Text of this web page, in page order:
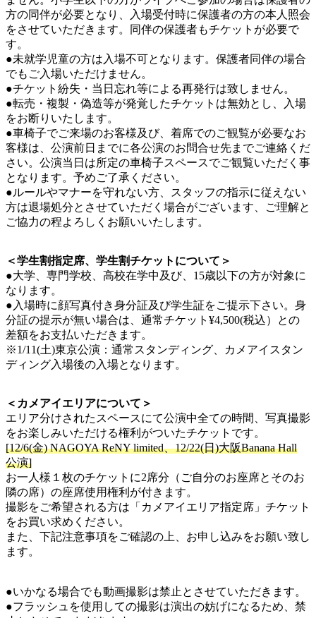
方の同伴が必要となり、入場受付時に保護者の方の本人照会
をさせていただきます。同伴の保護者もチケットが必要で
す。
●未就学児童の方は入場不可となります。保護者同伴の場合
でもご入場いただけません。
●チケット紛失・当日忘れ等による再発行は致しません。
●転売・複製・偽造等が発覚したチケットは無効とし、入場
をお断りいたします。
●車椅子でご来場のお客様及び、着席でのご観覧が必要なお
客様は、公演前日までに各公演のお問合せ先までご連絡くだ
さい。公演当日は所定の車椅子スペースでご観覧いただく事
となります。予めご了承ください。
●ルールやマナーを守れない方、スタッフの指示に従えない
方は退場処分とさせていただく場合がございます、ご理解と
ご協力の程よろしくお願いいたします。
＜学生割指定席、学生割チケットについて＞
●大学、専門学校、高校在学中及び、15歳以下の方が対象に
なります。
●入場時に顔写真付き身分証及び学生証をご提示下さい。身
分証の提示が無い場合は、通常チケット¥4,500(税込）との
差額をお支払いただきます。
※1/11(土)東京公演：通常スタンディング、カメアイスタン
ディング入場後の入場となります。
＜カメアイエリアについて＞
エリア分けされたスペースにて公演中全ての時間、写真撮影
をお楽しみいただける権利がついたチケットです。
[12/6(金) NAGOYA ReNY limited、12/22(日)大阪Banana Hall
公演]
お一人様１枚のチケットに2席分（ご自分のお座席とそのお
隣の席）の座席使用権利が付きます。
撮影をご希望される方は「カメアイエリア指定席」チケット
をお買い求めください。
また、下記注意事項をご確認の上、お申し込みをお願い致し
ます。
●いかなる場合でも動画撮影は禁止とさせていただきます。
●フラッシュを使用しての撮影は演出の妨げになるため、禁